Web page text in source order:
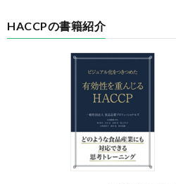
HACCPの書籍紹介